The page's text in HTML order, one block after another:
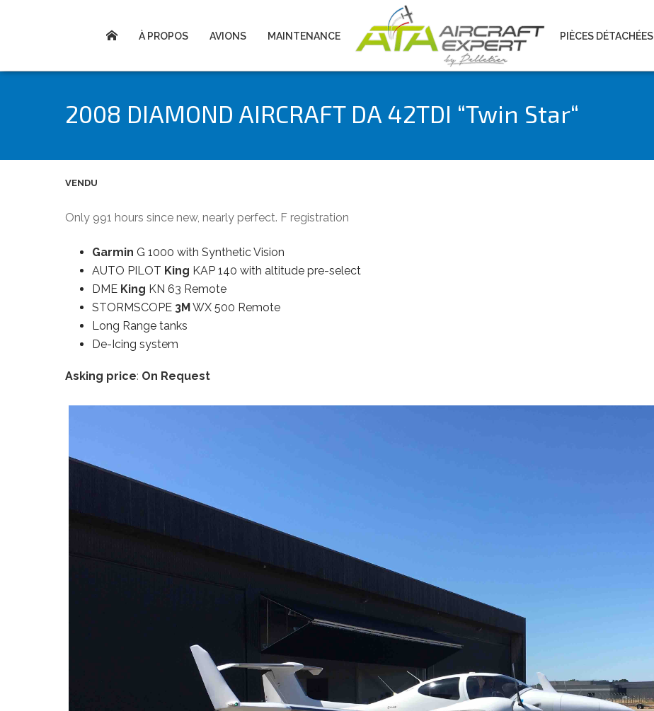
À PROPOS AVIONS MAINTENANCE PIÈCES DÉTACHÉES
2008 DIAMOND AIRCRAFT DA 42TDI “Twin Star“
VENDU
Only 991 hours since new, nearly perfect. F registration
Garmin G 1000 with Synthetic Vision
AUTO PILOT King KAP 140 with altitude pre-select
DME King KN 63 Remote
STORMSCOPE 3MWX 500 Remote
Long Range tanks
De-Icing system
Asking price: On Request